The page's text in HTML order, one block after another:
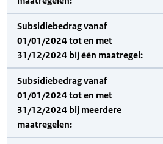
Subsidiebedrag vanaf
01/01/2024 tot en met
31/12/2024 bij één maatregel:
Subsidiebedrag vanaf
01/01/2024 tot en met
31/12/2024 bij meerdere
maatregelen: